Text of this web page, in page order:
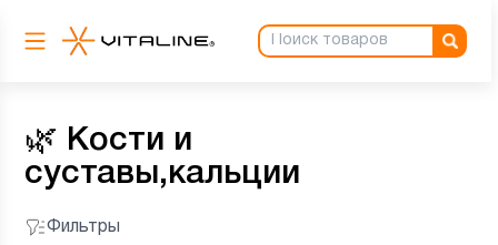
🌿 Кости и
суставы,кальции
Фильтры